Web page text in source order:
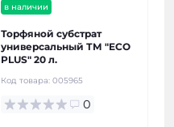
в наличии
Торфяной субстрат
универсальный ТМ "ECO
PLUS" 20 л.
Код товара: 005965
0